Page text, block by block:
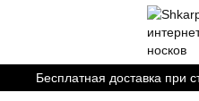
Бесплатная доставка при